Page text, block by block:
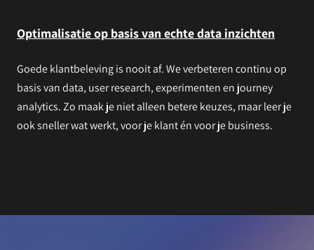
Optimalisatie op basis van echte data inzichten
Goede klantbeleving is nooit af. We verbeteren continu op
basis van data, user research, experimenten en journey
analytics. Zo maak je niet alleen betere keuzes, maar leer je
ook sneller wat werkt, voor je klant én voor je business.